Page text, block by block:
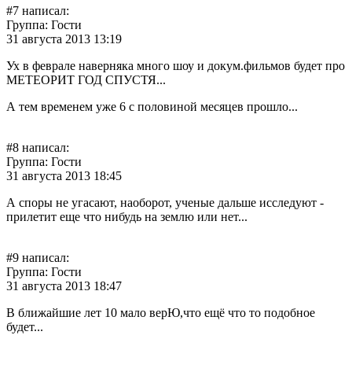
#7 написал:
Группа: Гости
31 августа 2013 13:19
Ух в феврале наверняка много шоу и докум.фильмов будет про
МЕТЕОРИТ ГОД СПУСТЯ...
А тем временем уже 6 с половиной месяцев прошло...
#8 написал:
Группа: Гости
31 августа 2013 18:45
А споры не угасают, наоборот, ученые дальше исследуют -
прилетит еще что нибудь на землю или нет...
#9 написал:
Группа: Гости
31 августа 2013 18:47
В ближайшие лет 10 мало верЮ,что ещё что то подобное
будет...